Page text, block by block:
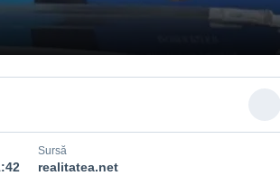
Sursă
realitatea.net